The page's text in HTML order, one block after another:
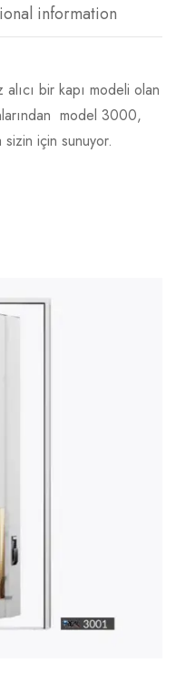
information
bir kapı modeli olan
model 3000,
sizin için sunuyor.